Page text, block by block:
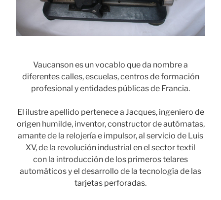
Vaucanson es un vocablo que da nombre a
diferentes calles, escuelas, centros de formación
profesional y entidades públicas de Francia.
El ilustre apellido pertenece a Jacques, ingeniero de
origen humilde, inventor, constructor de autómatas,
amante de la relojería e impulsor, al servicio de Luis
XV, de la revolución industrial en el sector textil
con la introducción de los primeros telares
automáticos y el desarrollo de la tecnología de las
tarjetas perforadas.